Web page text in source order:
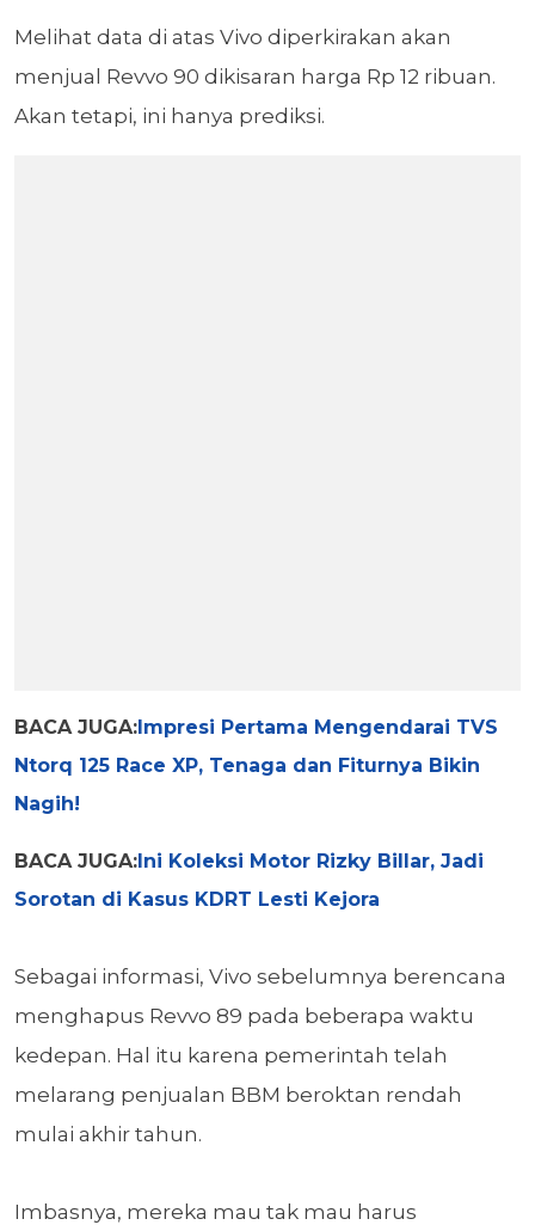
Melihat data di atas Vivo diperkirakan akan
menjual Revvo 90 dikisaran harga Rp 12 ribuan.
Akan tetapi, ini hanya prediksi.
BACA JUGA:Impresi Pertama Mengendarai TVS
Ntorq 125 Race XP, Tenaga dan Fiturnya Bikin
Nagih!
BACA JUGA:Ini Koleksi Motor Rizky Billar, Jadi
Sorotan di Kasus KDRT Lesti Kejora
Sebagai informasi, Vivo sebelumnya berencana
menghapus Revvo 89 pada beberapa waktu
kedepan. Hal itu karena pemerintah telah
melarang penjualan BBM beroktan rendah
mulai akhir tahun.
Imbasnya, mereka mau tak mau harus